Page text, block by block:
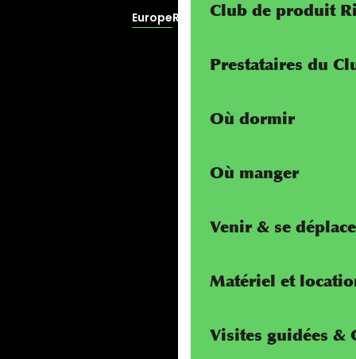
Club de produit
Prestataires du
Où dormir
Où manger
Venir & se
Matériel et
Visites guidées &
EuropeRivierALP